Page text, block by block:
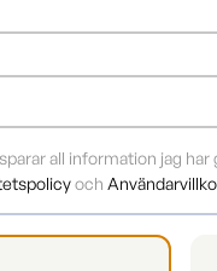
all information jag
och